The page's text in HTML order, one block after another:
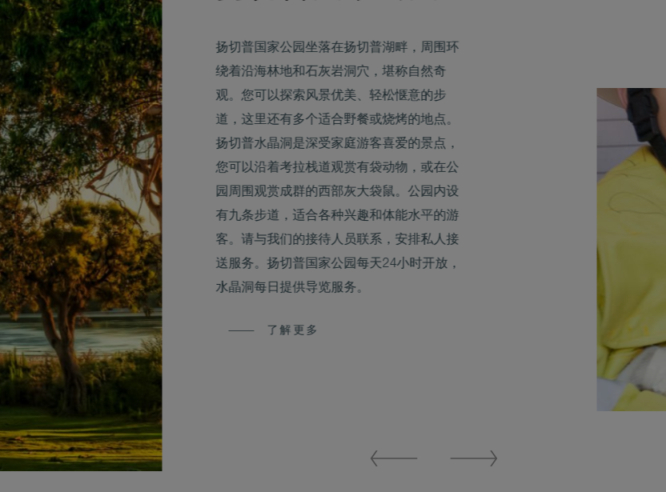
扬切普国家公园坐落在扬切普湖畔，周围环
绕着沿海林地和石灰岩洞穴，堪称自然奇
观。您可以探索风景优美、轻松惬意的步
道，这里还有多个适合野餐或烧烤的地点。
扬切普水晶洞是深受家庭游客喜爱的景点，
您可以沿着考拉栈道观赏有袋动物，或在公
园周围观赏成群的西部灰大袋鼠。公园内设
有九条步道，适合各种兴趣和体能水平的游
客。请与我们的接待人员联系，安排私人接
送服务。扬切普国家公园每天24小时开放，
水晶洞每日提供导览服务。
了解更多
Previous
Next